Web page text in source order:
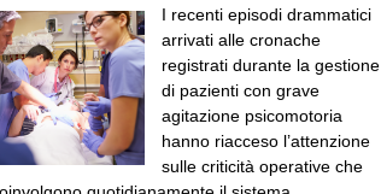
I recenti episodi drammatici
arrivati alle cronache
registrati durante la gestione
di pazienti con grave
agitazione psicomotoria
hanno riacceso l’attenzione
sulle criticità operative che